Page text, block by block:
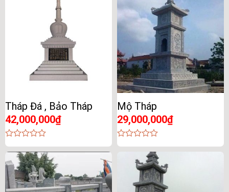
Tháp Đá , Bảo Tháp
42,000,000₫
0
out
of
5
Mộ Tháp
29,000,000₫
0